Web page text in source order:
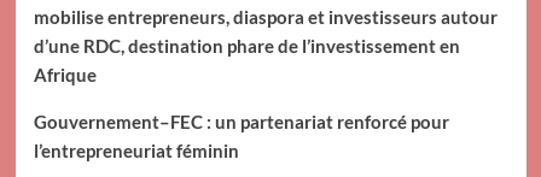
mobilise entrepreneurs, diaspora et investisseurs autour
d’une RDC, destination phare de l’investissement en
Afrique
Gouvernement–FEC : un partenariat renforcé pour
l’entrepreneuriat féminin